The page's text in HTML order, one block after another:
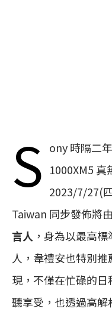
S ony 時隔二
1000XM5
2023/7/27(
Taiwan 同步發佈將由
言人 ，身為以最高
人，韋禮安也特別
現，不僅在忙碌的
聽享受，也透過高解